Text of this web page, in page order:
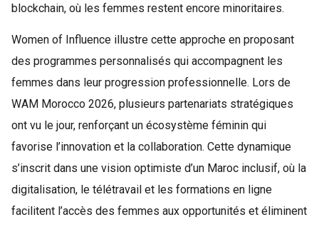
blockchain, où les femmes restent encore minoritaires.
Women of Influence illustre cette approche en proposant
des programmes personnalisés qui accompagnent les
femmes dans leur progression professionnelle. Lors de
WAM Morocco 2026, plusieurs partenariats stratégiques
ont vu le jour, renforçant un écosystème féminin qui
favorise l’innovation et la collaboration. Cette dynamique
s’inscrit dans une vision optimiste d’un Maroc inclusif, où la
digitalisation, le télétravail et les formations en ligne
facilitent l’accès des femmes aux opportunités et éliminent